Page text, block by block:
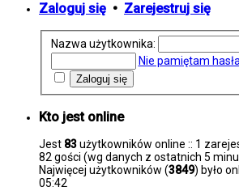
Zaloguj się • Zarejestruj się
Nazwa użytkownika:
Nie pamiętam hasła
Kto jest online
Jest 83użytkowników online :: 1
82 gości (wg danych z ostatnich 5
Najwięcej użytkowników (3849) było
05:42